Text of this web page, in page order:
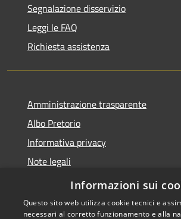
Segnalazione disservizio
Leggi le FAQ
Richiesta assistenza
Amministrazione trasparente
Albo Pretorio
Informativa privacy
Note legali
Dichiarazione di accessibilità
Informazioni sui
Questo sito web utilizza cookie tecnici e
necessari al corretto funzionamento e alla